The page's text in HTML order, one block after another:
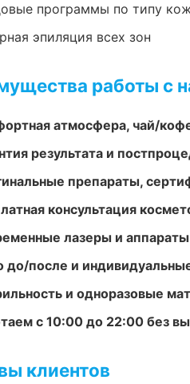
программы по типу
эпиляция всех зон
работы с
атмосфера, чай/
результата и
препараты,
консультация
лазеры и
до/после и
и одноразовые
с 10:00 до 22:00 без
клиентов